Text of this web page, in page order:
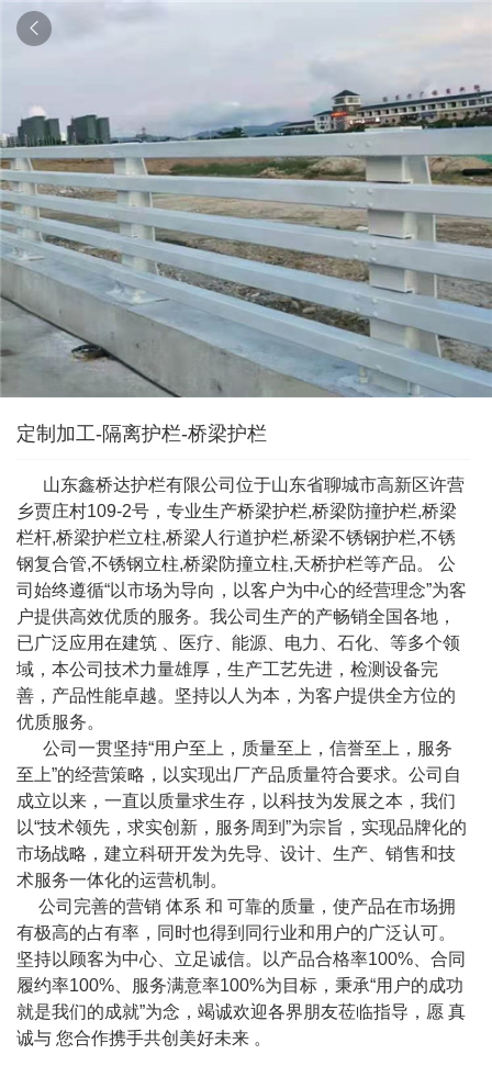

定制加工-隔离护栏-桥梁护栏
山东鑫桥达护栏有限公司位于山东省聊城市高新区许营
乡贾庄村109-2号，专业生产桥梁护栏,桥梁防撞护栏,桥梁
栏杆,桥梁护栏立柱,桥梁人行道护栏,桥梁不锈钢护栏,不锈
钢复合管,不锈钢立柱,桥梁防撞立柱,天桥护栏等产品。 公
司始终遵循“以市场为导向，以客户为中心的经营理念”为客
户提供高效优质的服务。我公司生产的产畅销全国各地，
已广泛应用在建筑 、医疗、能源、电力、石化、等多个领
域，本公司技术力量雄厚，生产工艺先进，检测设备完
善，产品性能卓越。坚持以人为本，为客户提供全方位的
优质服务。
公司一贯坚持“用户至上，质量至上，信誉至上，服务
至上”的经营策略，以实现出厂产品质量符合要求。公司自
成立以来，一直以质量求生存，以科技为发展之本，我们
以“技术领先，求实创新，服务周到”为宗旨，实现品牌化的
市场战略，建立科研开发为先导、设计、生产、销售和技
术服务一体化的运营机制。
公司完善的营销 体系 和 可靠的质量，使产品在市场拥
有极高的占有率，同时也得到同行业和用户的广泛认可。
坚持以顾客为中心、立足诚信。以产品合格率100%、合同
履约率100%、服务满意率100%为目标，秉承“用户的成功
就是我们的成就”为念，竭诚欢迎各界朋友莅临指导，愿 真
诚与 您合作携手共创美好未来 。